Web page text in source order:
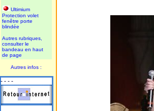
Ultimium
Protection volet
fenêtre porte
blindée
Autres rubriques,
consulter le
bandeau en haut
de page
Autres infos :
- - - -